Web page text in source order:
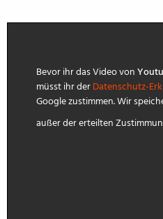
Bevor ihr das Video von
müsst ihr derDatenschutz-
Google zustimmen. Wir
außer der erteilten